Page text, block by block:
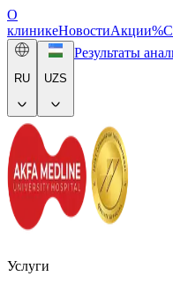
О
клиникеНовостиАкции%
RU UZS
Результаты
Услуги